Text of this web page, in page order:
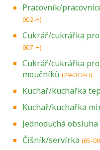
Pracovník/
002-H)
Cukrář/cukrářka
007-H)
Cukrář/cukrářka
moučníků (29-012-H)
Kuchař/kuchařka
Kuchař/kuchařka
Jednoduchá
Číšník/servírka (65-